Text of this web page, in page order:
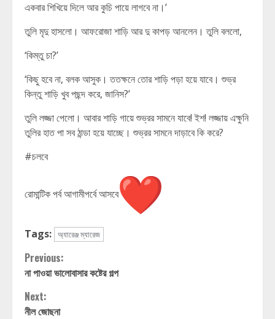
একবার শিখিয়ে দিলে আর কুচি পায়ে লাগবে না।’
তুলি মৃদু হাসলো। আফরোজা শাড়ি আর দু কাপড় আনলেন। তুলি বললো,
‘কিম্তু চা?’
‘কিছু হবে না, বলক আসুক। ততক্ষনে তোর শাড়ি পড়া হয়ে যাবে। শুভ্র
কিন্তু শাড়ি খুব পছন্দ করে, জানিস?’
তুলি লজ্জা পেলো। আবার শাড়ি গায়ে শুভ্রর সামনে যাবে! ইশ! লজ্জায় এক্ষুনি
তুলির হাত পা সব ঠান্ডা হয়ে যাচ্ছে। শুভ্রর সামনে দাড়াবে কি করে?
#চলবে
রোমান্টিক পর্ব আগামীপর্বে আসবে
Tags: অ্যারেঞ্জ ম্যারেজ
Continue
Reading
Previous:
না পাওয়া ভালোবাসার কষ্টের গল্প
Next:
নীল জোছনা